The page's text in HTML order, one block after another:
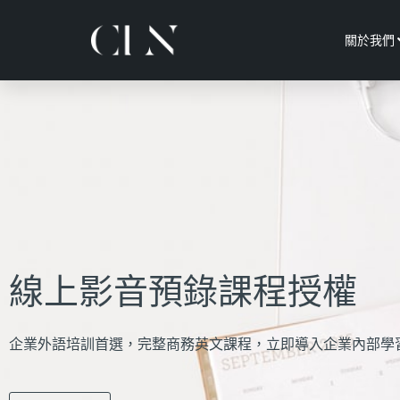
關於我們
線上影音預錄課程授權
企業外語培訓首選，完整商務英文課程， 立即導入企業內部學